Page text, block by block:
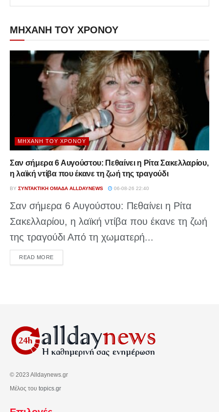
ΜΗΧΑΝΗ ΤΟΥ ΧΡΟΝΟΥ
ΜΗΧΑΝΉ ΤΟΥ ΧΡΌΝΟΥ
Σαν σήμερα 6 Αυγούστου: Πεθαίνει η Ρίτα Σακελλαρίου,
η λαϊκή ντίβα που έκανε τη ζωή της τραγούδι
BY ΣΥΝΤΑΚΤΙΚΉ ΟΜΆΔΑ ALLDAYNEWS 06-08-26 22:40
Σαν σήμερα 6 Αυγούστου: Πεθαίνει η Ρίτα
Σακελλαρίου, η λαϊκή ντίβα που έκανε τη ζωή
της τραγούδι Από τη χωματερή...
READ MOREDETAILS
© 2023 Alldaynews.gr
Μέλος του topics.gr